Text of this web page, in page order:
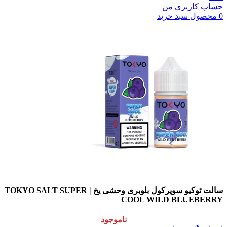
کاربری من
سبد خرید
سالت توکیو سوپرکول بلوبری وحشی یخ | TOKYO SALT SUPER
COOL WILD
ناموجود